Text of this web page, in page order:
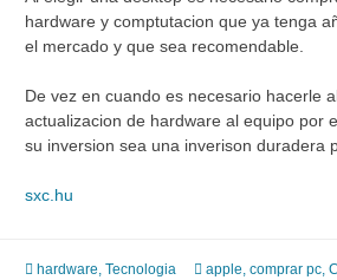
hardware y comptutacion que ya tenga
el mercado y que sea recomendable.
De vez en cuando es necesario hacerle
actualizacion de hardware al equipo por
su inversion sea una inverison duradera
sxc.hu
hardware, Tecnologia apple, comprar pc,